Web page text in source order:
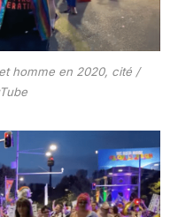
homme en 2020, cité /